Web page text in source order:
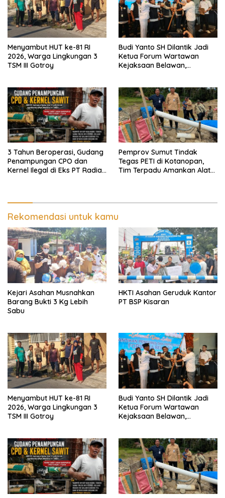
Menyambut HUT ke-81 RI
2026, Warga Lingkungan 3
TSM III Gotroy
Budi Yanto SH Dilantik Jadi
Ketua Forum Wartawan
Kejaksaan Belawan,
Pendampingan Hukum dan
Ekomoni Semua Anggota
3 Tahun Beroperasi, Gudang
Penampungan CPO dan
Kernel Ilegal di Eks PT Radian
Pemprov Sumut Tindak
Tegas PETI di Kotanopan,
Tim Terpadu Amankan Alat
Rekomendasi untuk kamu
Kejari Asahan Musnahkan
Barang Bukti 3 Kg Lebih
Sabu
HKTI Asahan Geruduk Kantor
PT BSP Kisaran
Menyambut HUT ke-81 RI
2026, Warga Lingkungan 3
TSM III Gotroy
Budi Yanto SH Dilantik Jadi
Ketua Forum Wartawan
Kejaksaan Belawan,
Pendampingan Hukum dan
Ekomoni Semua Anggota